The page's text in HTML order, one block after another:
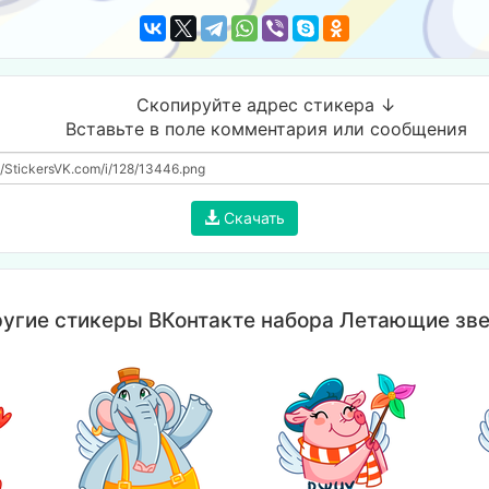
Скопируйте адрес стикера ↓
Вставьте в поле комментария или сообщения
Скачать
стикеры ВКонтакте набора Летающие